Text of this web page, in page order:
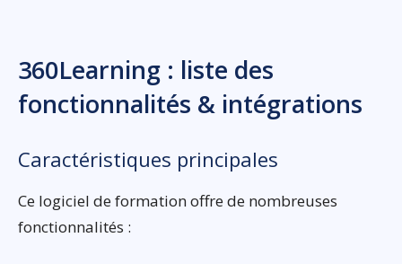
360Learning : liste des
fonctionnalités & intégrations
Caractéristiques principales
Ce logiciel de formation offre de nombreuses
fonctionnalités :